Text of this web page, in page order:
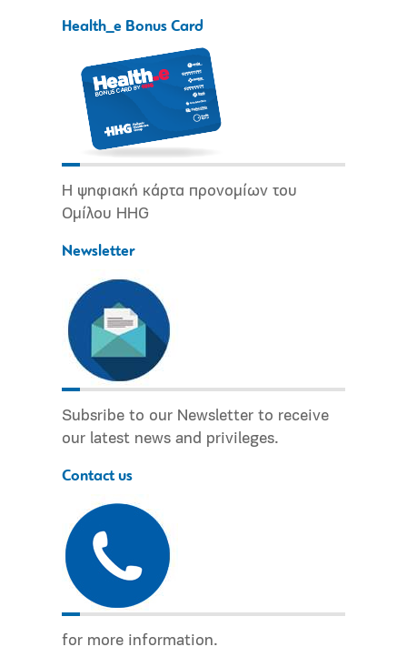
Health_e Bonus Card
Η ψηφιακή κάρτα προνομίων του
Ομίλου HHG
Newsletter
Subsribe to our Newsletter to receive
our latest news and privileges.
Contact us
for more information.